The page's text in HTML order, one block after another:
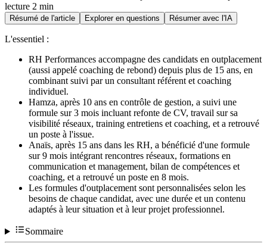
lecture 2 min
Résumé de l'article Explorer en questions Résumer avec l'IA
L'essentiel :
RH Performances accompagne des candidats en outplacement
(aussi appelé coaching de rebond) depuis plus de 15 ans, en
combinant suivi par un consultant référent et coaching
individuel.
Hamza, après 10 ans en contrôle de gestion, a suivi une
formule sur 3 mois incluant refonte de CV, travail sur sa
visibilité réseaux, training entretiens et coaching, et a retrouvé
un poste à l'issue.
Anaïs, après 15 ans dans les RH, a bénéficié d'une formule
sur 9 mois intégrant rencontres réseaux, formations en
communication et management, bilan de compétences et
coaching, et a retrouvé un poste en 8 mois.
Les formules d'outplacement sont personnalisées selon les
besoins de chaque candidat, avec une durée et un contenu
adaptés à leur situation et à leur projet professionnel.
Sommaire